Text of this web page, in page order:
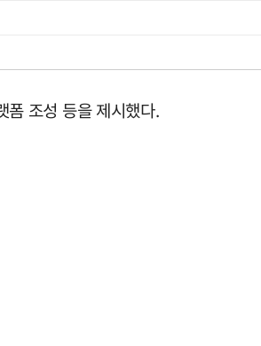
조성 등을 제시했다.